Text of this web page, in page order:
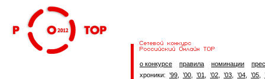
о конкурсе правила номинации
хроники: ’99 ’00 ’01 ’02 ’03 ’04 ’05